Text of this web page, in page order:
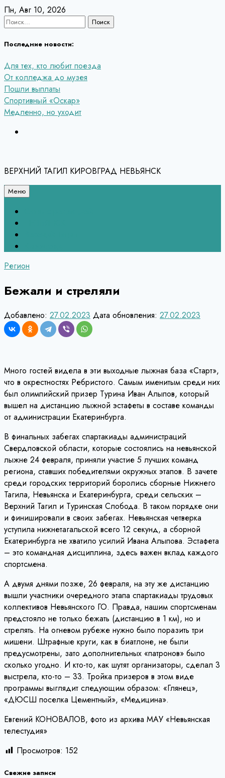
Перейти
к
Пн, Авг 10, 2026
Найти:
Последние новости:
Для тех, кто любит поезда
От колледжа до музея
Пошли выплаты
Спортивный «Оскар»
Медленно, но уходит
ВЕРХНИЙ ТАГИЛ КИРОВГРАД НЕВЬЯНСК
Меню
Регион
Бежали и стреляли
Добавлено: 27.02.2023 Дата обновления: 27.02.2023
Много гостей видела в эти выходные лыжная база «Старт»,
что в окрестностях Ребристого. Самым именитым среди них
был олимпийский призер Турина Иван Алыпов, который
вышел на дистанцию лыжной эстафеты в составе команды
от администрации Екатеринбурга.
В финальных забегах спартакиады администраций
Свердловской области, которые состоялись на невьянской
лыжне 24 февраля, приняли участие 5 лучших команд
региона, ставших победителями окружных этапов. В зачете
среди городских территорий боролись сборные Нижнего
Тагила, Невьянска и Екатеринбурга, среди сельских –
Верхний Тагил и Туринская Слобода. В таком порядке они
и финишировали в своих забегах. Невьянская четверка
уступила нижнетагальской всего 12 секунд, а сборной
Екатеринбурга не хватило усилий Ивана Алыпова. Эстафета
– это командная дисциплина, здесь важен вклад каждого
спортсмена.
А двумя днями позже, 26 февраля, на эту же дистанцию
вышли участники очередного этапа спартакиады трудовых
коллективов Невьянского ГО. Правда, нашим спортсменам
предстояло не только бежать (дистанцию в 1 км), но и
стрелять. На огневом рубеже нужно было поразить три
мишени. Штрафные круги, как в биатлоне, не были
предусмотрены, зато дополнительных «патронов» было
сколько угодно. И кто-то, как шутят организаторы, сделал 3
выстрела, кто-то – 33. Тройка призеров в этом виде
программы выглядит следующим образом: «Глянец»,
«ДЮСШ поселка Цементный», «Медицина».
Евгений КОНОВАЛОВ, фото из архива МАУ «Невьянская
телестудия»
Просмотров: 152
Свежие записи